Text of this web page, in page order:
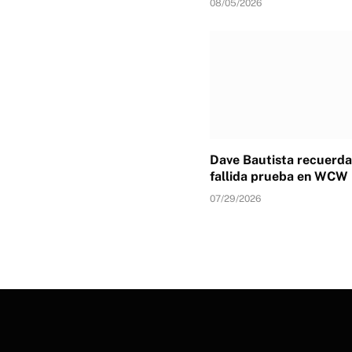
08/05/2026
Dave Bautista
fallida prueba en WCW
07/29/2026